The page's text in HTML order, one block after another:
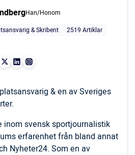
Han/Honom
& Skribent
2519 Artiklar
& en av Sveriges
inom svensk sportjournalistik
erfarenhet från bland annat
Nyheter24. Som en av